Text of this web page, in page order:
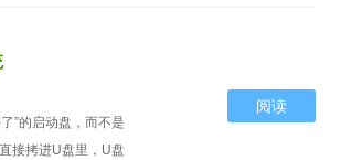
”的启动盘，而不是
接拷进U盘里，U盘
阅读